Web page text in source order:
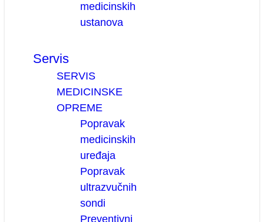
medicinskih
ustanova
Servis
SERVIS
MEDICINSKE
OPREME
Popravak
medicinskih
uređaja
Popravak
ultrazvučnih
sondi
Preventivni